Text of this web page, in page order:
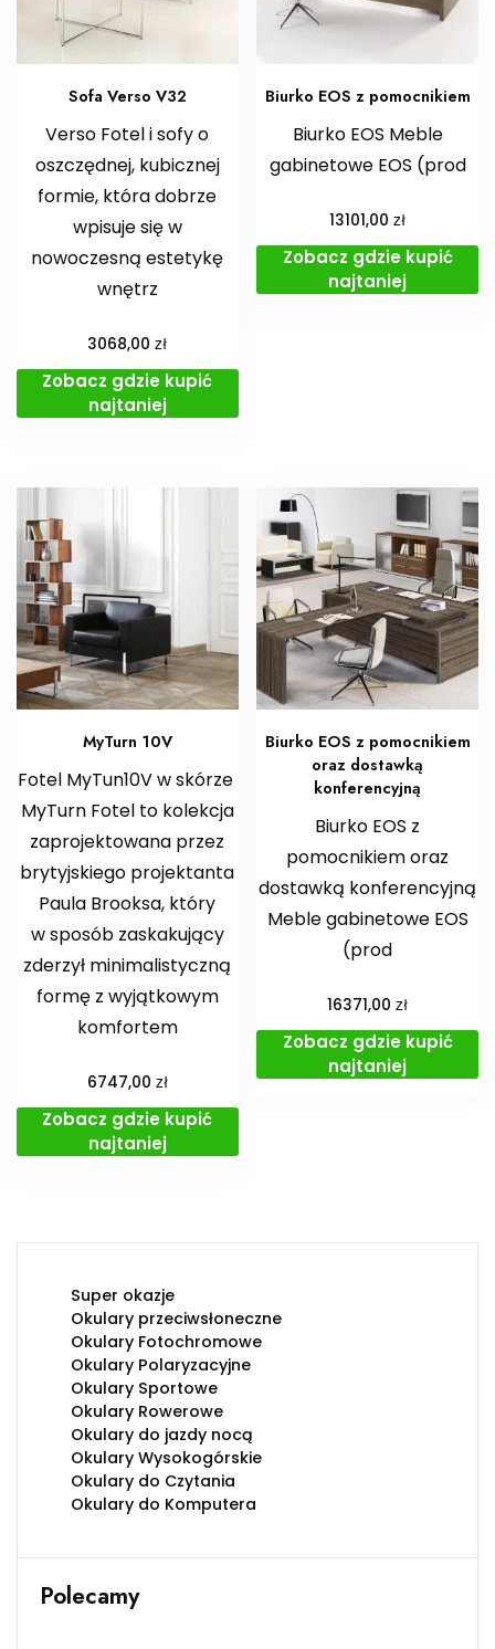
Sofa Verso V32
Verso Fotel i sofy o
oszczędnej, kubicznej
formie, która dobrze
wpisuje się w
nowoczesną estetykę
wnętrz
3068,00zł
Zobacz gdzie kupić
najtaniej
Biurko EOS z pomocnikiem
Biurko EOS Meble
gabinetowe EOS (prod
13101,00zł
Zobacz gdzie kupić
najtaniej
MyTurn 10V
Fotel MyTun10V w skórze
MyTurn Fotel to kolekcja
zaprojektowana przez
brytyjskiego projektanta
Paula Brooksa, który
w sposób zaskakujący
zderzył minimalistyczną
formę z wyjątkowym
komfortem
6747,00 zł
Zobacz gdzie kupić
najtaniej
Biurko EOS z pomocnikiem
oraz dostawką
konferencyjną
Biurko EOS z
pomocnikiem oraz
dostawką konferencyjną
Meble gabinetowe EOS
(prod
16371,00zł
Zobacz gdzie kupić
najtaniej
Super okazje
Okulary przeciwsłoneczne
Okulary Fotochromowe
Okulary Polaryzacyjne
Okulary Sportowe
Okulary Rowerowe
Okulary do jazdy nocą
Okulary Wysokogórskie
Okulary do Czytania
Okulary do Komputera
Polecamy